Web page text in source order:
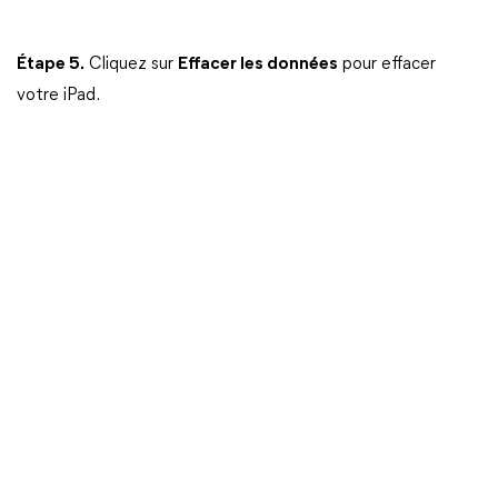
Étape 5. Cliquez sur Effacer les données pour effacer
votre iPad.